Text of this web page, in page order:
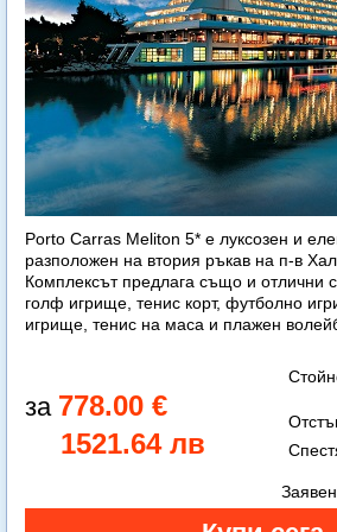
Porto Carras Meliton 5* е луксозен и
разположен на втория ръкав на п-в
Комплексът предлага също и отлични
голф игрище, тенис корт, футболно
игрище, тенис на маса и плажен
778.00 €
1521.64 лв